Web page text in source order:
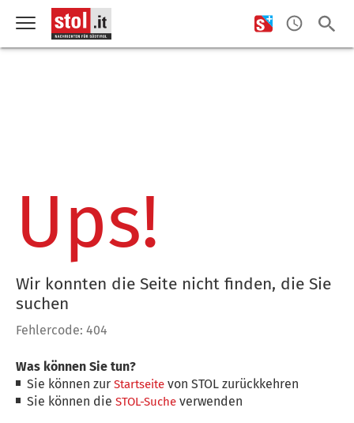
Ups!
Wir konnten die Seite nicht finden, die Sie
suchen
Fehlercode: 404
Was können Sie tun?
Sie können zurStartseite von STOL zurückkehren
Sie können dieSTOL-Suche verwenden